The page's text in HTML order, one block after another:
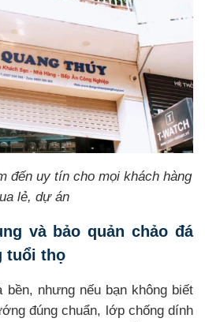
đến uy tín cho mọi khách hàng
lẻ, dự án
và bảo quản chảo đá
tuổi thọ
bền, nhưng nếu bạn không biết
đúng chuẩn, lớp chống dính